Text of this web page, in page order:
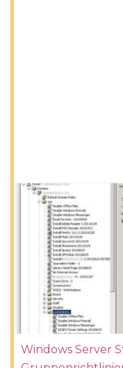
Windows Server